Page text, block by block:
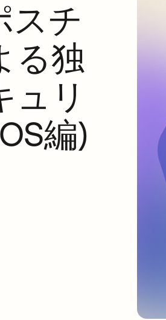
スチ
る独
ュリ
編)